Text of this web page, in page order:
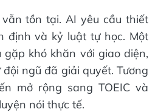
tồn tại. AI yêu cầu thiết
định và kỷ luật tự học. Một
khó khăn với giao diện,
ngũ đã giải quyết. Tương
mở rộng sang TOEIC và
nói thực tế.